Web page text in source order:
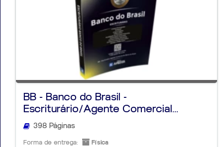
BB - Banco do Brasil -
Escriturário/Agente Comercial...
398 Páginas
Forma de entrega: Física